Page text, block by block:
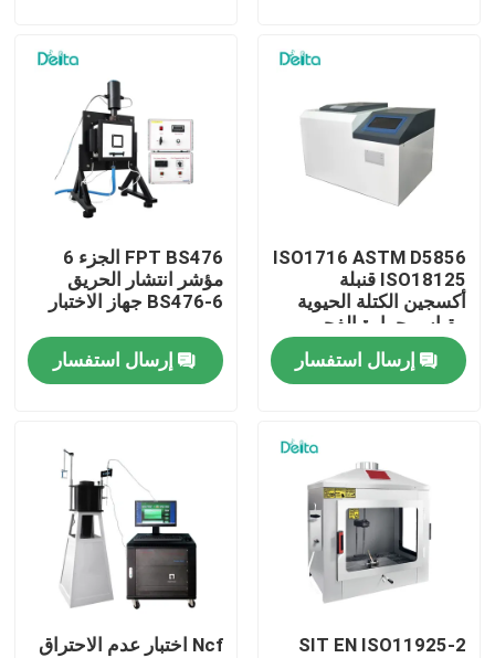
فيديوهات
جولة في المعمل
رقابة جودة
اطلب اقتباس
معدات الاختبار الكهربائية
معدات اختبار الحريق
ISO1716 ASTM D5856
ISO18125 قنبلة
أكسجين الكتلة الحيوية
مقياس حرارة الفحم
مقياس القيمة الحرارية
إرسال استفسار
FPT BS476 الجزء 6
مؤشر انتشار الحريق
BS476-6 جهاز الاختبار
إرسال استفسار
SIT EN ISO11925-2
Ncf اختبار عدم الاحتراق